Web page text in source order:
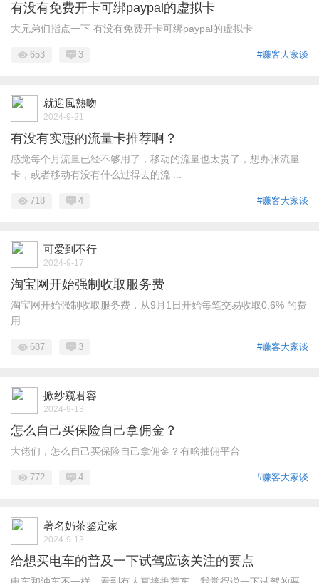
有没有免费开卡可绑paypal的虚拟卡
大兄弟们指点一下 有没有免费开卡可绑paypal的虚拟卡
#赚客大家谈
653 3
就迎風熱吻
2024-9-21
有没有实惠的流量卡推荐啊？
感觉每个月流量已经不够用了，移动的流量也太贵了，想办张流量
卡，或者移动有没有什么过得去的流 ...
#赚客大家谈
718 4
可爱到不行
2024-9-17
淘宝网开始强制收取服务费
淘宝网开始强制收取服务费，从9月1日开始每笔交易收取0.6% 的费
用 ...
#赚客大家谈
687 3
掀纱窥君容
2024-9-13
怎么自己买保险自己拿佣金？
大佬们，怎么自己买保险自己拿佣金？有啥抽佣平台
#赚客大家谈
772 4
著名奶茶鉴定家
2024-9-13
给想买电车的普及一下试驾应该关注的要点